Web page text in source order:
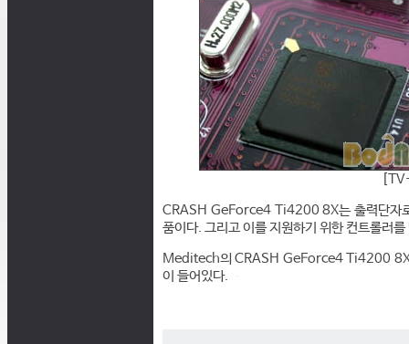
CRASH GeForce4 Ti4200 8X는 출력단자
품이다. 그리고 이를 지원하기 위한 컨트롤러
Meditech의 CRASH GeForce4 Ti4200 8X
이 들어있다.